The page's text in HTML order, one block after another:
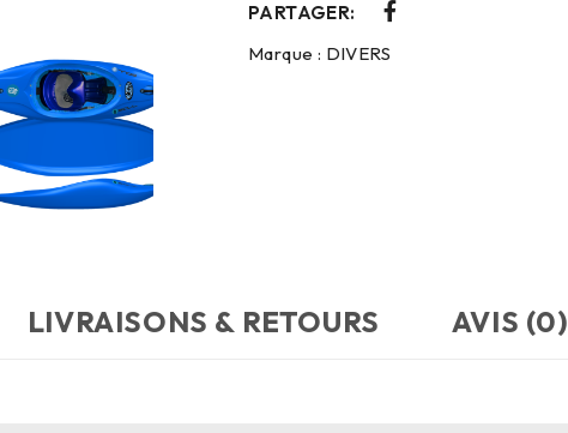
PARTAGER:
Marque : DIVERS
LIVRAISONS & RETOURS AVIS (0)